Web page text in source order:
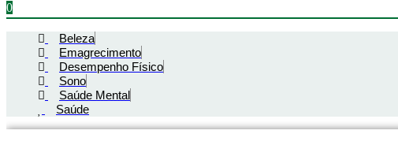
0
Beleza
Emagrecimento
Desempenho Físico
Sono
Saúde Mental
Saúde